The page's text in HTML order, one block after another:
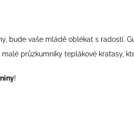
bude vaše mládě oblékat s radostí.
průzkumníky teplákové kraťasy,
!